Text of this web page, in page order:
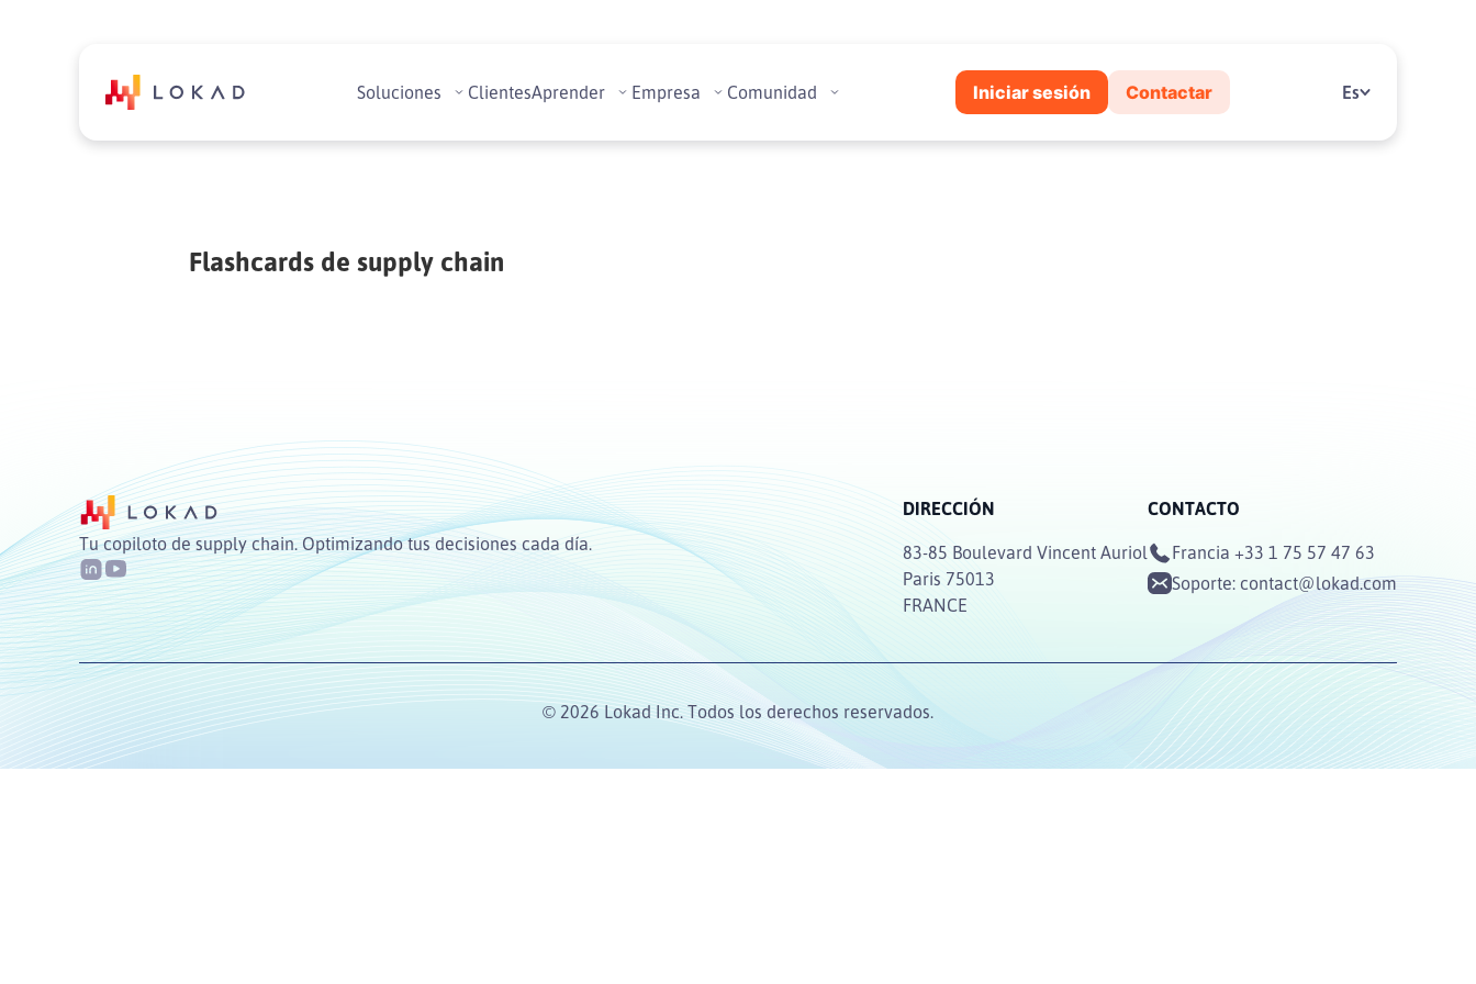
Soluciones ClientesAprender Empresa Comunidad Iniciar sesión Contactar Es
Flashcards de supply chain
Tu copiloto de supply chain. Optimizando tus decisiones cada día.
DIRECCIÓN
83-85 Boulevard Vincent Auriol
Paris 75013
FRANCE
CONTACTO
Francia +33 1 75 57 47 63
Soporte: contact@lokad.com
© 2026 Lokad Inc. Todos los derechos reservados.